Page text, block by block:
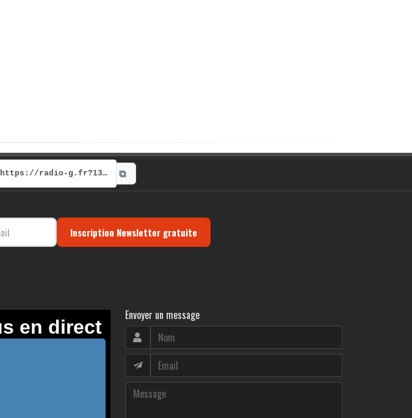
https://radio-g.fr?13645 ⧉
Inscription Newsletter gratuite
Envoyer un message